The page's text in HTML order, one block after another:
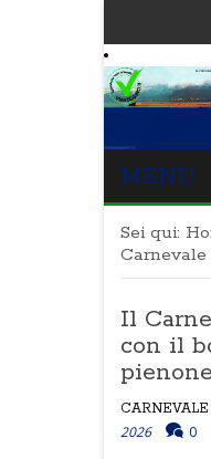
MENU
Sei qui:
Carnevale
Il
con il
CARNEVALE
2026
0